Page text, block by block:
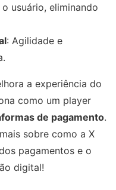
usuário, eliminando
: Agilidade e
a experiência do
como um player
de pagamento.
sobre como a X
pagamentos e o
digital!